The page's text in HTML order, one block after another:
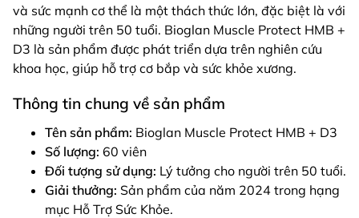
và sức mạnh cơ thể là một thách thức lớn, đặc biệt là với
những người trên 50 tuổi. Bioglan Muscle Protect HMB +
D3 là sản phẩm được phát triển dựa trên nghiên cứu
khoa học, giúp hỗ trợ cơ bắp và sức khỏe xương.
Thông tin chung về sản phẩm
Tên sản phẩm: Bioglan Muscle Protect HMB + D3
Số lượng: 60 viên
Đối tượng sử dụng: Lý tưởng cho người trên 50 tuổi.
Giải thưởng: Sản phẩm của năm 2024 trong hạng
mục Hỗ Trợ Sức Khỏe.